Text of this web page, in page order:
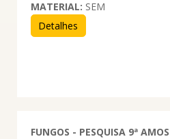
MATERIAL: SEM
Detalhes
FUNGOS - PESQUISA 9ª